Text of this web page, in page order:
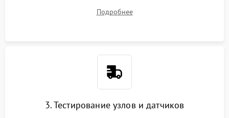
Обеспечение свободного доступа к ТЭНу, компрессору,
Подробнее
3. Тестирование узлов и датчиков